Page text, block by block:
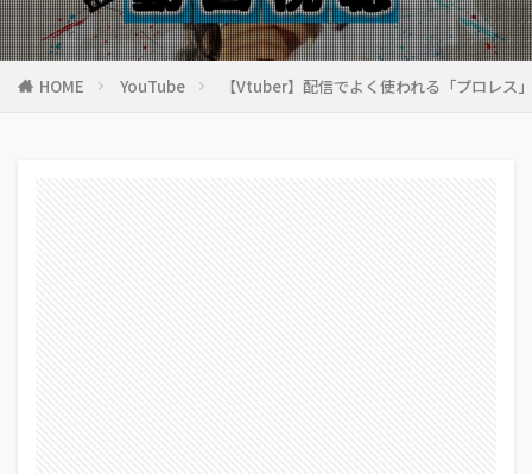
HOME YouTube 【Vtuber】配信でよく使われる「プロレス